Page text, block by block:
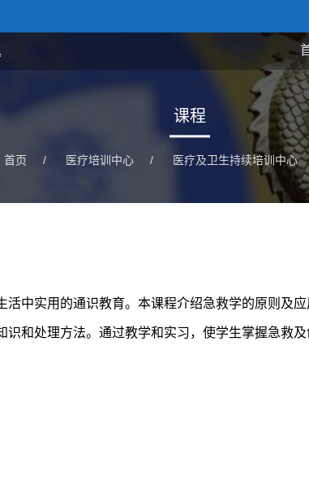
课程
首页 / 医疗培训中心 / 医疗及卫生持续培训中心
中实用的通识教育。本课程介绍急救学的原则及
和处理方法。通过教学和实习，使学生掌握急救及